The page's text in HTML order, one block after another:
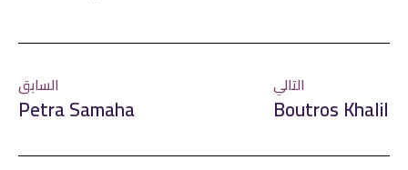
السابق
Petra Samaha
التالي
Boutros Khalil